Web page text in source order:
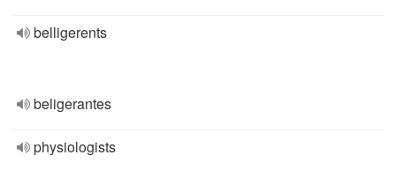
belligerents
beligerantes
physiologists